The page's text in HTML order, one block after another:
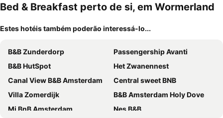
Bed & Breakfast perto de si, em Wormerland
Estes hotéis também poderão interessá-lo...
B&B Zunderdorp
Passengership Avanti
B&B HutSpot
Het Zwanennest
Canal View B&B Amsterdam
Central sweet BNB
Villa Zomerdijk
B&B Amsterdam Holy Dove
Mi BnB Amsterdam
Nes B&B